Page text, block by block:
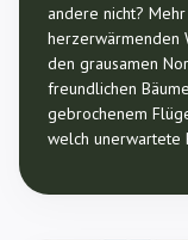
andere nicht?
herzerwärmenden
den grausamen
freundlichen
gebrochenem
welch unerwartete